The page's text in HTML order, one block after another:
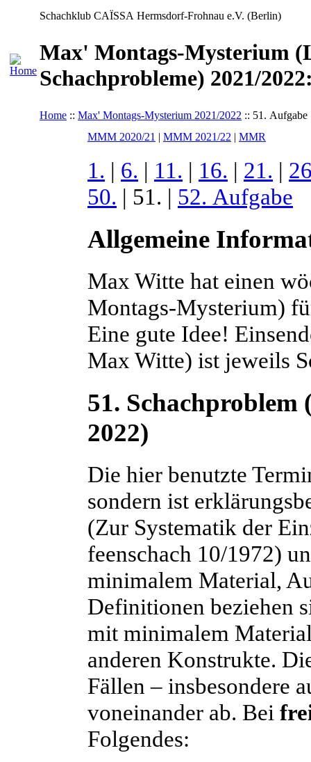
Schachklub CAÏSSA Hermsdorf-Frohnau e.V. (Berlin)
Max' Montags-Mysterium
Schachprobleme) 2021/
Home :: Max' Montags-Mysterium 2021/2022 :: 51. Aufgabe
MMM 2020/21 | MMM 2021/22 | MMR
1. | 6. | 11. | 16. | 21. |
50. | 51. | 52. Aufgabe
Allgemeine
Max Witte hat einen
Montags-Mysterium)
Eine gute Idee!
Max Witte) ist jeweils
51. Schachproblem
2022)
Die hier benutzte
sondern ist
(Zur Systematik der
feenschach 10/1972)
minimalem Material,
Definitionen beziehen
mit minimalem
anderen Konstrukte.
Fällen – insbesondere
voneinander ab. Bei
Folgendes: